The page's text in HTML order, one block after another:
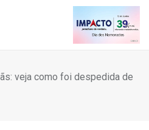
veja como foi despedida de